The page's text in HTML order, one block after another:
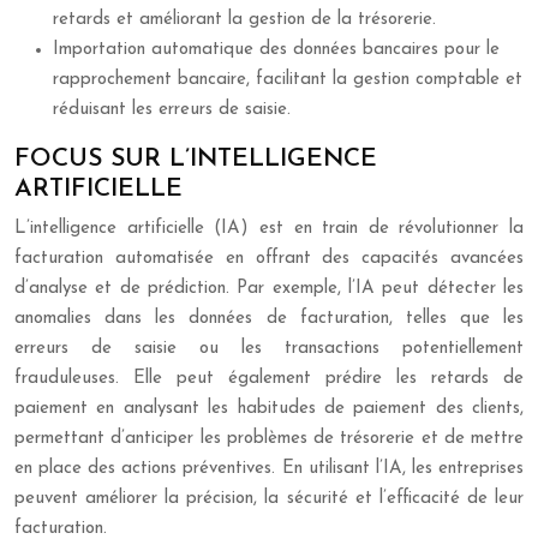
retards et améliorant la gestion de la trésorerie.
Importation automatique des données bancaires pour le
rapprochement bancaire, facilitant la gestion comptable et
réduisant les erreurs de saisie.
FOCUS SUR L’INTELLIGENCE
ARTIFICIELLE
L’intelligence artificielle (IA) est en train de révolutionner la
facturation automatisée en offrant des capacités avancées
d’analyse et de prédiction. Par exemple, l’IA peut détecter les
anomalies dans les données de facturation, telles que les
erreurs de saisie ou les transactions potentiellement
frauduleuses. Elle peut également prédire les retards de
paiement en analysant les habitudes de paiement des clients,
permettant d’anticiper les problèmes de trésorerie et de mettre
en place des actions préventives. En utilisant l’IA, les entreprises
peuvent améliorer la précision, la sécurité et l’efficacité de leur
facturation.